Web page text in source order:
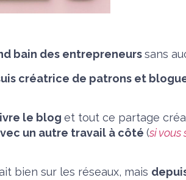
bain des entrepreneurssans
créatrice de patrons et
le blog et tout ce partage
un autre travail à côté (si vous
bien sur les réseaux, mais